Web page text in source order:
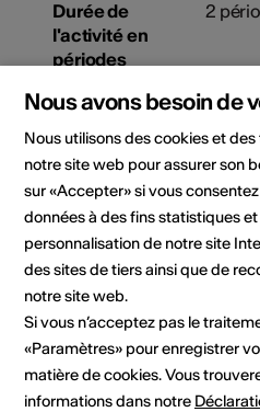
Durée de
l'activité en
périodes
de 45 min
2
Matériel à
apporter par les
élèves
Aucun
Jours pour les
écoles
A
Plus d'informations
Nous avons besoin de
Nous utilisons des cookies et
notre site web pour assurer son
sur «Accepter» si vous
données à des fins statistiques
personnalisation de notre site
des sites de tiers ainsi que de
notre site web.
Si vous n’acceptez pas le
«Paramètres» pour enregistrer
matière de cookies. Vous
informations dans notre